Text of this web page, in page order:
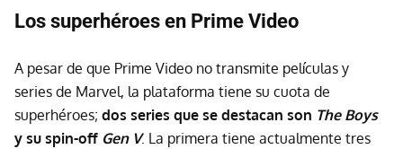
Los superhéroes en Prime Video
A pesar de que Prime Video no transmite películas y
series de Marvel, la plataforma tiene su cuota de
superhéroes; dos series que se destacan son The Boys
y su spin-off Gen V. La primera tiene actualmente tres